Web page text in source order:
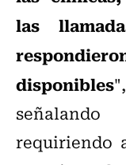
las
disponibles
requiriendo